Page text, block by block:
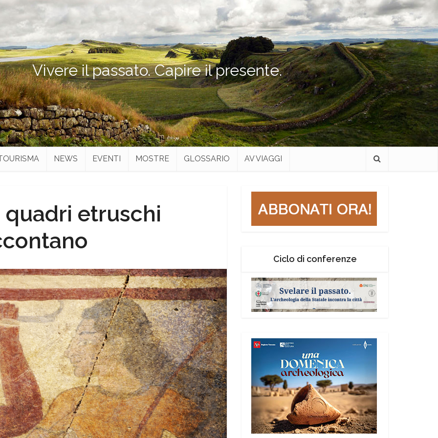
Vivere il passato. Capire il presente.
NEWS EVENTI MOSTRE GLOSSARIO AV VIAGGI
etruschi
Ciclo di conferenze